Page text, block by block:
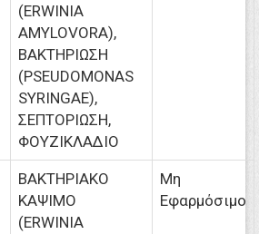
(ERWINIA
AMYLOVORA),
ΒΑΚΤΗΡΙΩΣΗ
(PSEUDOMONAS
SYRINGAE),
ΣΕΠΤΟΡΙΩΣΗ,
ΦΟΥΖΙΚΛΑΔΙΟ
ΒΑΚΤΗΡΙΑΚΟ
ΚΑΨΙΜΟ
(ERWINIA
Μη
Εφαρμόσιμο